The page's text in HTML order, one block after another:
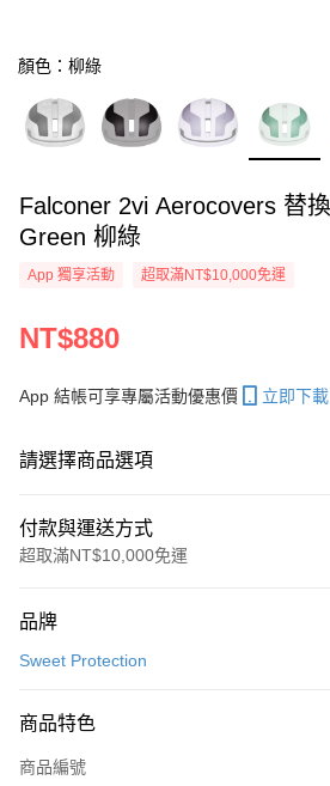
顏色：柳綠
Falconer 2vi Aerocovers 替
Green 柳綠
App 獨享活動 超取滿NT$10,000免運
NT$880
App 結帳可享專屬活動優惠價 立即下載
請選擇商品選項
付款與運送方式
超取滿NT$10,000免運
信用卡一次付款
LINE Pay
Apple Pay
品牌
Sweet Protection
商品特色
商品編號